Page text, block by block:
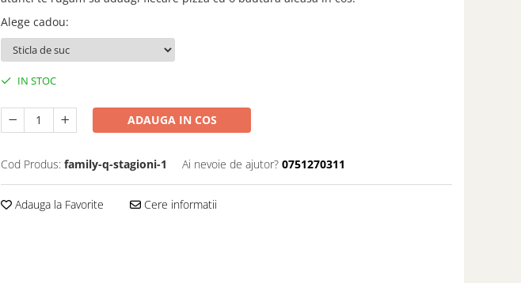
Alege cadou:
IN STOC
ADAUGA IN COS
Cod Produs: family-q-stagioni-1 Ai nevoie de ajutor? 0751270311
Adauga la Favorite Cere informatii